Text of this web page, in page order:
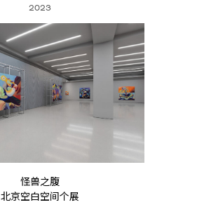
2023
怪兽之腹
北京空白空间个展